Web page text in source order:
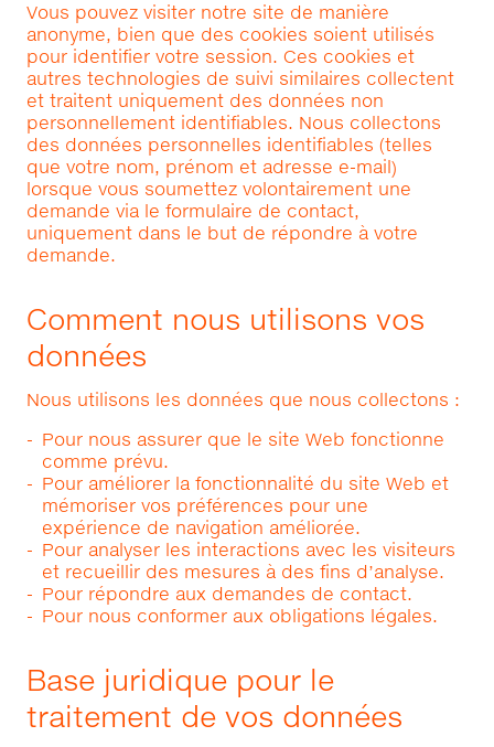
Vous pouvez visiter notre site de manière
anonyme, bien que des cookies soient utilisés
pour identifier votre session. Ces cookies et
autres technologies de suivi similaires collectent
et traitent uniquement des données non
personnellement identifiables. Nous collectons
des données personnelles identifiables (telles
que votre nom, prénom et adresse e-mail)
lorsque vous soumettez volontairement une
demande via le formulaire de contact,
uniquement dans le but de répondre à votre
demande.
Comment nous utilisons vos
données
Nous utilisons les données que nous collectons :
Pour nous assurer que le site Web fonctionne
comme prévu.
Pour améliorer la fonctionnalité du site Web et
mémoriser vos préférences pour une
expérience de navigation améliorée.
Pour analyser les interactions avec les visiteurs
et recueillir des mesures à des fins d’analyse.
Pour répondre aux demandes de contact.
Pour nous conformer aux obligations légales.
Base juridique pour le
traitement de vos données